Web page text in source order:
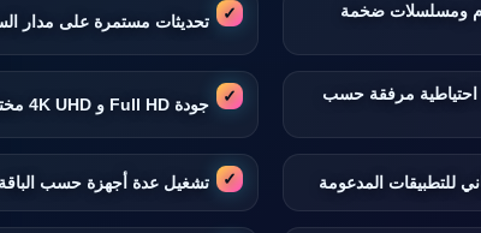
ومسلسلات ضخمة
تحديثات مستمرة على مدار
مرفقة حسب
جودة Full HD و 4K UHD مختارة
للتطبيقات المدعومة تشغيل عدة أجهزة حسب الباقة